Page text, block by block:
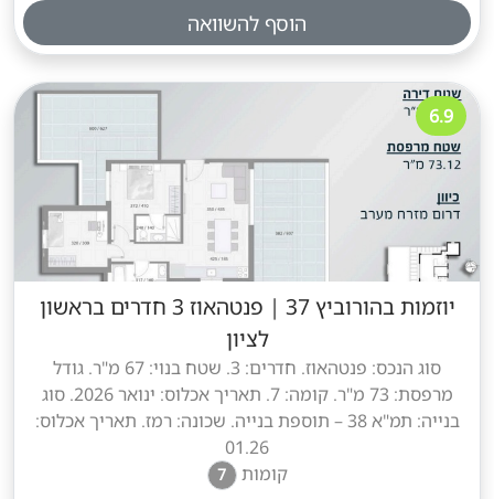
הוסף להשוואה
6.9
יוזמות בהורוביץ 37 |
פנטהאוז 3 חדרים בראשון
לציון
סוג הנכס: פנטהאוז. חדרים: 3. שטח בנוי: 67 מ"ר. גודל
מרפסת: 73 מ"ר. קומה: 7. תאריך אכלוס: ינואר 2026. סוג
בנייה: תמ"א 38 – תוספת בנייה. שכונה: רמז. תאריך אכלוס:
01.26
קומות
7